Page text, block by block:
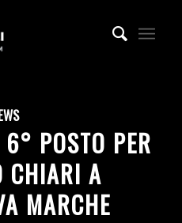
POSTO PER
CHIARI A
MARCHE